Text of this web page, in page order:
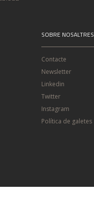
SOBRE NOSALTRES
Contacte
Newsletter
Linkedin
Twitter
Instagram
Política de galetes